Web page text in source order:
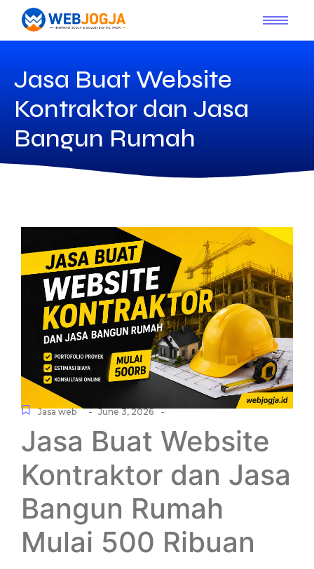
Jasa Buat Website
Kontraktor dan Jasa
Bangun Rumah
Jasa web - June 3, 2026 -
Jasa Buat Website
Kontraktor dan Jasa
Bangun Rumah
Mulai 500 Ribuan